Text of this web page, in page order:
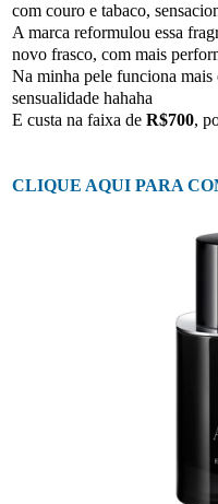
com couro e tabaco,
A marca reformulou essa
novo frasco, com mais
Na minha pele funciona mais
sensualidade hahaha
E custa na faixa de R$700,
CLIQUE AQUI PARA